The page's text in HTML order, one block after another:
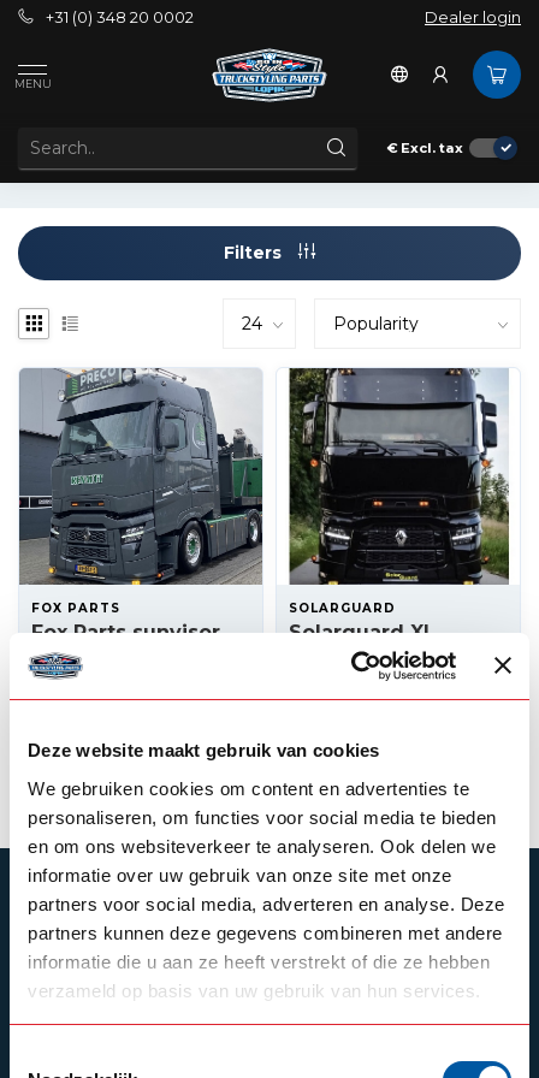
Deze website maakt gebruik van cookies
We gebruiken cookies om content en advertenties te
personaliseren, om functies voor social media te bieden
en om ons websiteverkeer te analyseren. Ook delen we
informatie over uw gebruik van onze site met onze
partners voor social media, adverteren en analyse. Deze
partners kunnen deze gegevens combineren met andere
informatie die u aan ze heeft verstrekt of die ze hebben
verzameld op basis van uw gebruik van hun services.
+31 (0) 348 20 0002 Dealer login
MENU
€ Excl. tax
Exterior
SUN VISOR FOR RENAULT T
Filters
FOX PARTS
Fox Parts sunvisor
Renault T
SOLARGUARD
Solarguard XL
sunvisor Renault T
SUBSCRIBE TO OUR NEWSLETTER
Stay up to date with our latest offers